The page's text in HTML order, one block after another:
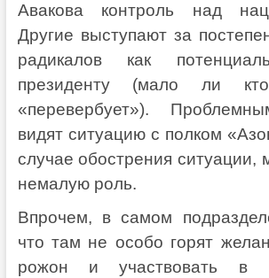
Авакова контроль над
Другие выступают за
радикалов как
президенту (мало ли
«перевербует»).
видят ситуацию с полком
случае обострения ситуации,
немалую роль.
Впрочем, в самом
что там не особо горят
рожон и участвовать в